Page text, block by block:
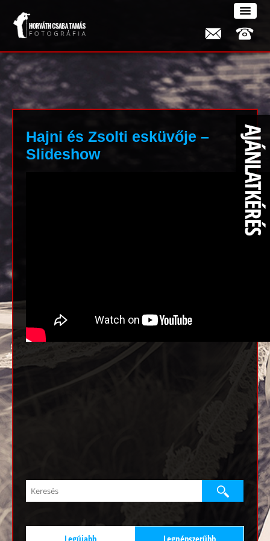
Hajni és Zsolti esküvője –
Slideshow
Legújabb Legnépszerűbb